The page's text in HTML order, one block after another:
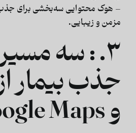
– هوک محتوایی سه‌بخشیبرای
مزمن و زیبایی.
۳. : سه
جذب بیمار
و Google Maps